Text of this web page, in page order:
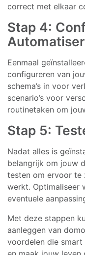
correct met elkaar
Stap 4:
Eenmaal
configureren van
schema’s in voor
scenario’s voor
routinetaken om
Stap 5:
Nadat alles is
belangrijk om jouw
testen om ervoor te
werkt. Optimaliseer
eventuele
Met deze stappen
aanleggen van
voordelen die